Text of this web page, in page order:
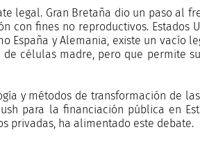
legal. Gran Bretaña dio un paso al
fines no reproductivos. Estados
España y Alemania, existe un vacío
células madre, pero que permite
y métodos de transformación de
para la financiación pública en
privadas, ha alimentado este debate.